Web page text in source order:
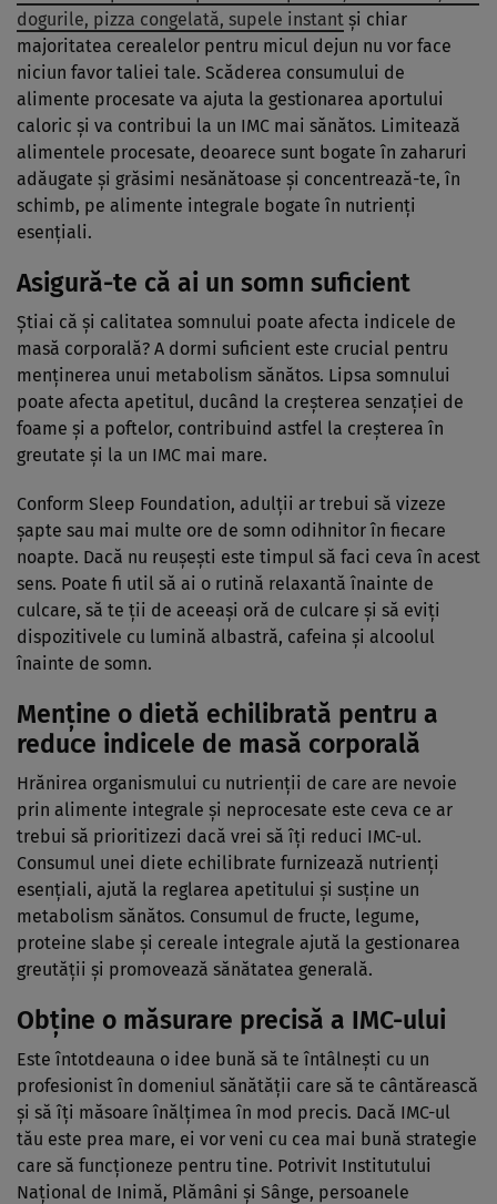
dogurile, pizza congelată, supele instant și chiar
majoritatea cerealelor pentru micul dejun nu vor face
niciun favor taliei tale. Scăderea consumului de
alimente procesate va ajuta la gestionarea aportului
caloric și va contribui la un IMC mai sănătos. Limitează
alimentele procesate, deoarece sunt bogate în zaharuri
adăugate și grăsimi nesănătoase și concentrează-te, în
schimb, pe alimente integrale bogate în nutrienți
esențiali.
Asigură-te că ai un somn suficient
Știai că și calitatea somnului poate afecta indicele de
masă corporală? A dormi suficient este crucial pentru
menținerea unui metabolism sănătos. Lipsa somnului
poate afecta apetitul, ducând la creșterea senzației de
foame și a poftelor, contribuind astfel la creșterea în
greutate și la un IMC mai mare.
Conform Sleep Foundation, adulții ar trebui să vizeze
șapte sau mai multe ore de somn odihnitor în fiecare
noapte. Dacă nu reușești este timpul să faci ceva în acest
sens. Poate fi util să ai o rutină relaxantă înainte de
culcare, să te ții de aceeași oră de culcare și să eviți
dispozitivele cu lumină albastră, cafeina și alcoolul
înainte de somn.
Menține o dietă echilibrată pentru a
reduce indicele de masă corporală
Hrănirea organismului cu nutrienții de care are nevoie
prin alimente integrale și neprocesate este ceva ce ar
trebui să prioritizezi dacă vrei să îți reduci IMC-ul.
Consumul unei diete echilibrate furnizează nutrienți
esențiali, ajută la reglarea apetitului și susține un
metabolism sănătos. Consumul de fructe, legume,
proteine slabe și cereale integrale ajută la gestionarea
greutății și promovează sănătatea generală.
Obține o măsurare precisă a IMC-ului
Este întotdeauna o idee bună să te întâlnești cu un
profesionist în domeniul sănătății care să te cântărească
și să îți măsoare înălțimea în mod precis. Dacă IMC-ul
tău este prea mare, ei vor veni cu cea mai bună strategie
care să funcționeze pentru tine. Potrivit Institutului
Național de Inimă, Plămâni și Sânge, persoanele